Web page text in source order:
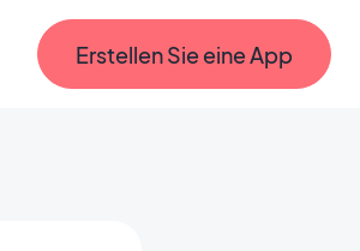
Erstellen Sie eine App